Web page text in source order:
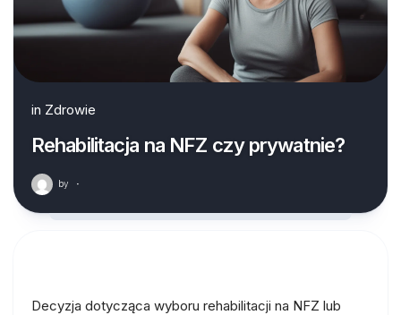
in Zdrowie
Rehabilitacja na NFZ czy prywatnie?
by ·
Decyzja dotycząca wyboru rehabilitacji na NFZ lub